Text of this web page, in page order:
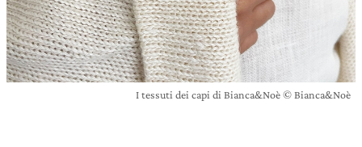
I tessuti dei capi di Bianca&Noè © Bianca&Noè